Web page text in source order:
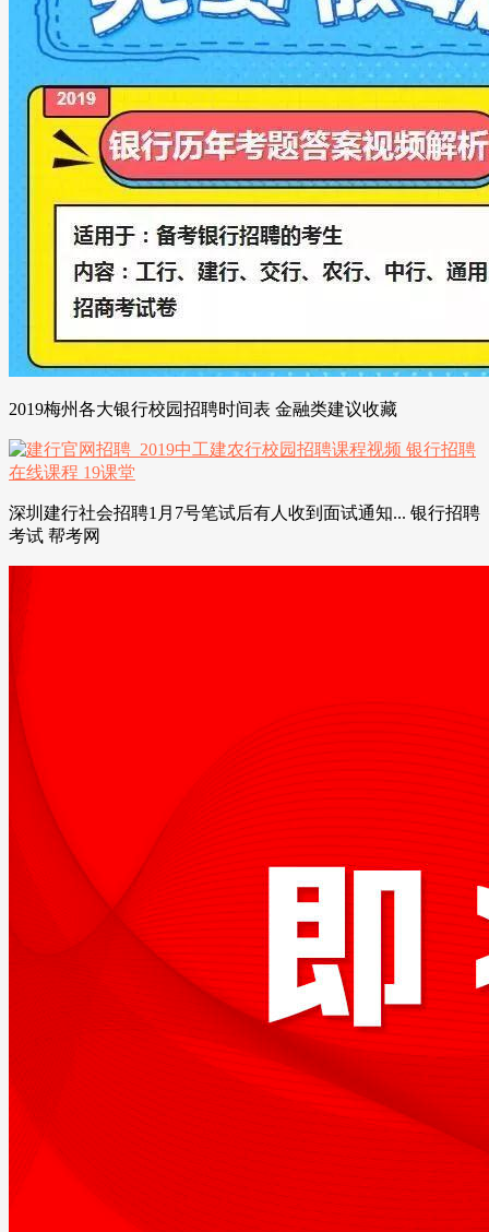
2019梅州各大银行校园招聘时间表 金融类建议收藏
深圳建行社会招聘1月7号笔试后有人收到面试通知... 银行招聘
考试 帮考网